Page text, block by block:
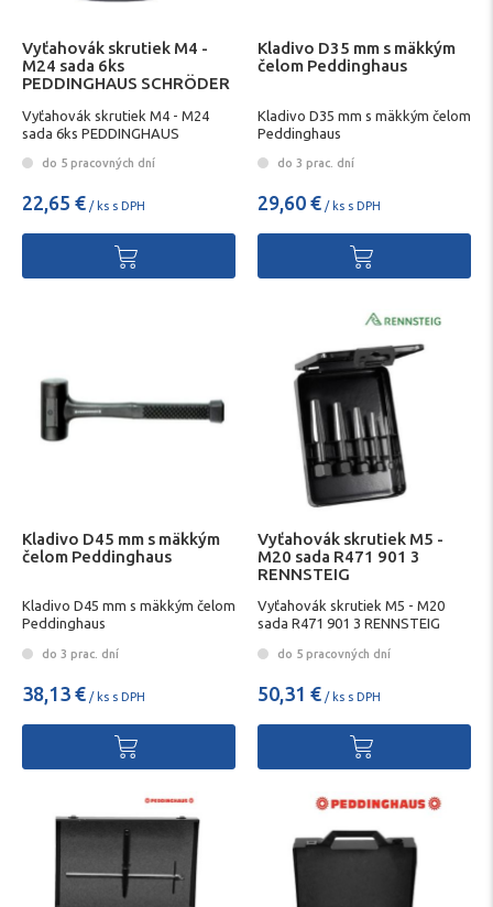
Vyťahovák skrutiek M4 -
M24 sada 6ks
PEDDINGHAUS SCHRÖDER
Vyťahovák skrutiek M4 - M24
sada 6ks PEDDINGHAUS
do 5 pracovných dní
22,65 € / ks s DPH
Kladivo D35 mm s mäkkým
čelom Peddinghaus
Kladivo D35 mm s mäkkým čelom
Peddinghaus
do 3 prac. dní
29,60 € / ks s DPH
Kladivo D45 mm s mäkkým
čelom Peddinghaus
Kladivo D45 mm s mäkkým čelom
Peddinghaus
do 3 prac. dní
38,13 € / ks s DPH
Vyťahovák skrutiek M5 -
M20 sada R471 901 3
RENNSTEIG
Vyťahovák skrutiek M5 - M20
sada R471 901 3 RENNSTEIG
do 5 pracovných dní
50,31 € / ks s DPH